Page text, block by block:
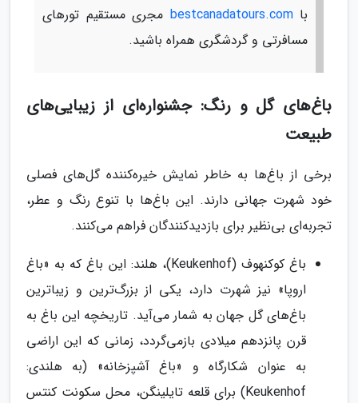
باbestcanadatours.com مجری مستقیم تورهای
مسافرتی و گردشگری همراه باشید.
باغ‌های گل و رنگ: جشنواره‌ای از زیبایی‌های
طبیعت
برخی از باغ‌ها به خاطر نمایش خیره‌کننده گل‌های فصلی
خود شهرت جهانی دارند. این باغ‌ها با تنوع رنگ و عطر،
تجربه‌ای بی‌نظیر برای بازدیدکنندگان فراهم می‌کنند.
باغ کوکنهوف (Keukenhof)، هلند: این باغ که به «باغ
اروپا» نیز شهرت دارد، یکی از بزرگ‌ترین و زیباترین
باغ‌های گل جهان به شمار می‌آید. تاریخچه این باغ به
قرن پانزدهم میلادی بازمی‌گردد، زمانی که این اراضی
به عنوان شکارگاه و «باغ آشپزخانه» (به هلندی:
Keukenhof) برای قلعه تایلینگن، محل سکونت کنتس